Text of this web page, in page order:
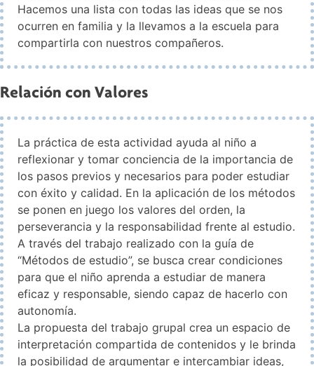
Hacemos una lista con todas las ideas que se nos
ocurren en familia y la llevamos a la escuela para
compartirla con nuestros compañeros.
Relación con Valores
La práctica de esta actividad ayuda al niño a
reflexionar y tomar conciencia de la importancia de
los pasos previos y necesarios para poder estudiar
con éxito y calidad. En la aplicación de los métodos
se ponen en juego los valores del orden, la
perseverancia y la responsabilidad frente al estudio.
A través del trabajo realizado con la guía de
“Métodos de estudio”, se busca crear condiciones
para que el niño aprenda a estudiar de manera
eficaz y responsable, siendo capaz de hacerlo con
autonomía.
La propuesta del trabajo grupal crea un espacio de
interpretación compartida de contenidos y le brinda
la posibilidad de argumentar e intercambiar ideas,